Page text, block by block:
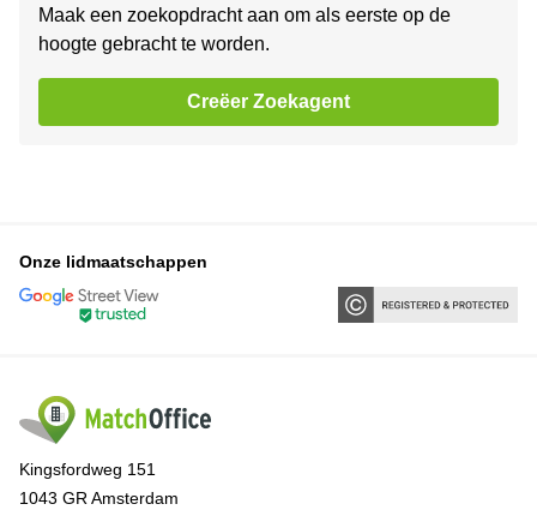
Maak een zoekopdracht aan om als eerste op de
hoogte gebracht te worden.
Creëer Zoekagent
Onze lidmaatschappen
Kingsfordweg 151
1043 GR Amsterdam